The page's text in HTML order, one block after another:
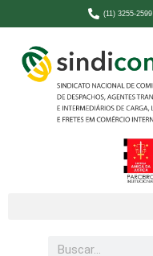
(11) 3255-2599